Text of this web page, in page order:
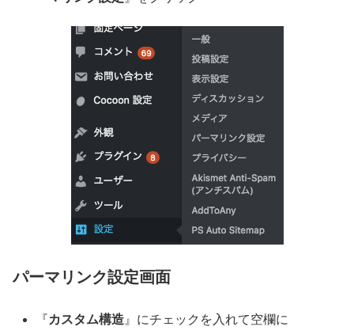
パーマリンク設定画面
『カスタム構造 』にチェックを入れて空欄に